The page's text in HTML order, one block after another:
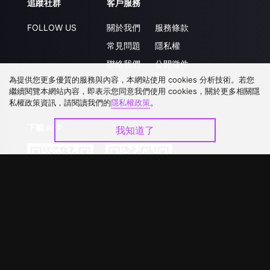
追蹤社群
FOLLOW US
客戶服務
關於我們
常見問題
聯絡我們
升級VIP
服務條款
隱私權
公開徵件
合作洽談
為提供您更多優質的服務與內容，本網站使用 cookies 分析技術。若您
繼續閱覽本網站內容，即表示您同意我們使用 cookies，關於更多相關隱
私權政策資訊，請閱讀我們的隱私權政策。
我知道了